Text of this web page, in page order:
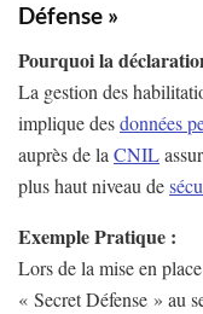
Défense »
Pourquoi la
La gestion des
implique desdonnées
auprès de la CNIL
plus haut niveau de
Exemple Pratique :
Lors de la mise en
« Secret Défense » au